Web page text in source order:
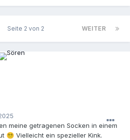
WEITER
Seite 2 von 2
meine getragenen Socken in einem
😵‍💫 Vielleicht ein spezieller Kink.